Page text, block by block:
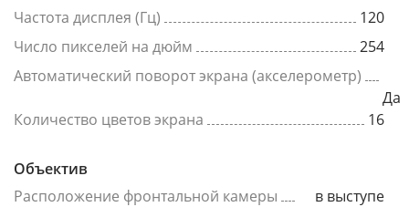
Частота дисплея (Гц)
120
Число пикселей на дюйм
254
Автоматический поворот экрана (акселерометр)
Да
Количество цветов экрана
16
Объектив
Расположение фронтальной камеры
в выступе